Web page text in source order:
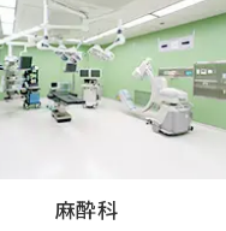
麻酔科